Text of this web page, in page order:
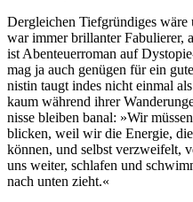
Dergleichen Tiefgründiges
war immer brillanter Fabulierer,
ist Abenteuer­roman auf
mag ja auch genügen für ein
nistin taugt indes nicht einmal
kaum während ihrer
nisse bleiben banal: »Wir
blicken, weil wir die Energie,
können, und selbst verzweifelt,
uns weiter, schlafen und
nach unten zieht.«